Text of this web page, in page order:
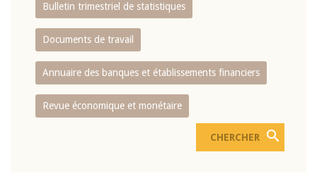
Bulletin trimestriel de statistiques
Documents de travail
Annuaire des banques et établissements financiers
Revue économique et monétaire